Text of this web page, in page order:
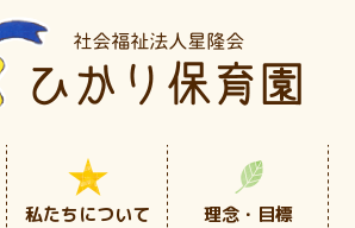
私たちについて 理念・目標